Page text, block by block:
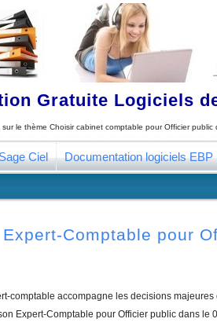
Gratuite Logiciels
sur le thème Choisir cabinet comptable pour Officier public
Ciel Documentation logiciels EBP
Comptable pour
comptable accompagne les decisions
Expert-Comptable pour Officier public dans le